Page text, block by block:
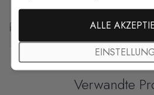
Kostenlose Anpassung
Verwandte
ALLE